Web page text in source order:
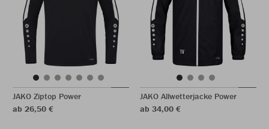
JAKO Ziptop Power
ab 26,50 €
JAKO Allwetterjacke Power
ab 34,00 €